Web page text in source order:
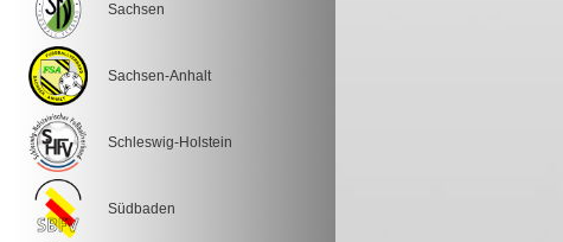
Sachsen
Sachsen-Anhalt
Schleswig-Holstein
Südbaden